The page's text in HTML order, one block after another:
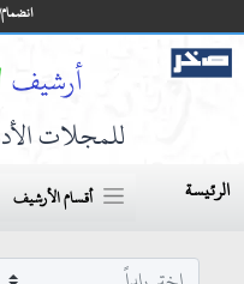
للمجلات
الرئيسة أقسام الأرشيف